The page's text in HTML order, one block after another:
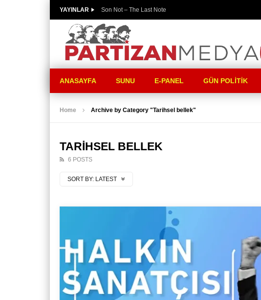
YAYINLAR Son Not – The Last Note
ANASAYFA SUNU E-PANEL GÜN POLITIK
Home Archive by Category "Tarihsel bellek"
TARIHSEL BELLEK
6 POSTS
SORT BY: LATEST